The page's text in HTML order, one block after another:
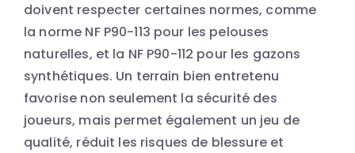
doivent respecter certaines normes, comme
la norme NF P90-113 pour les pelouses
naturelles, et la NF P90-112 pour les gazons
synthétiques. Un terrain bien entretenu
favorise non seulement la sécurité des
joueurs, mais permet également un jeu de
qualité, réduit les risques de blessure et